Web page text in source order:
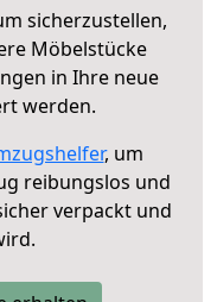
sicherzustellen,
Möbelstücke
in Ihre neue
werden.
, um
reibungslos und
verpackt und